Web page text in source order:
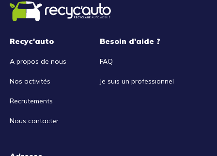
Recyc'auto
A propos de nous
Nos activités
Recrutements
Nous contacter
Besoin d'aide ?
FAQ
Je suis un professionnel